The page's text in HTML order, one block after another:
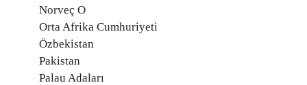
Norveç O
Orta Afrika Cumhuriyeti
Özbekistan
Pakistan
Palau Adaları